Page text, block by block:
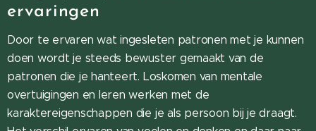
ervaringen
Door te ervaren wat ingesleten patronen met je kunnen
doen wordt je steeds bewuster gemaakt van de
patronen die je hanteert. Loskomen van mentale
overtuigingen en leren werken met de
karaktereigenschappen die je als persoon bij je draagt.